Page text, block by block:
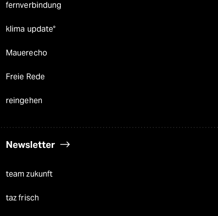
fernverbindung
klima update°
Mauerecho
Freie Rede
reingehen
Newsletter
team zukunft
taz frisch